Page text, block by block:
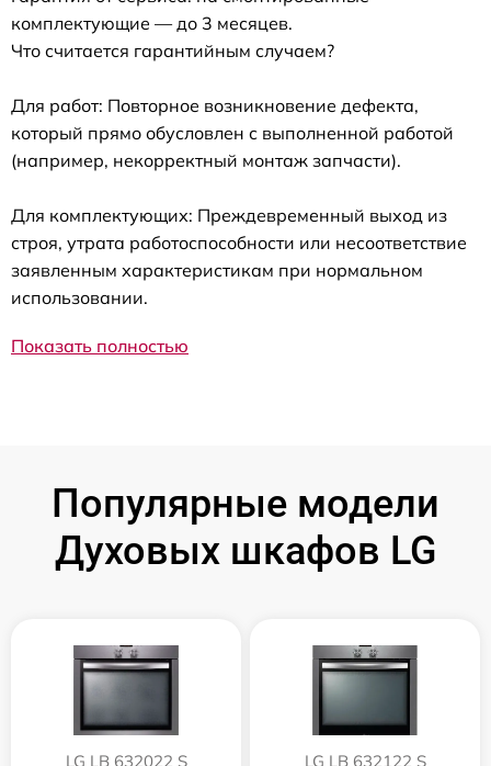
комплектующие — до 3 месяцев.
Что считается гарантийным случаем?
Для работ: Повторное возникновение дефекта,
который прямо обусловлен с выполненной работой
(например, некорректный монтаж запчасти).
Для комплектующих: Преждевременный выход из
строя, утрата работоспособности или несоответствие
заявленным характеристикам при нормальном
использовании.
Показать полностью
Популярные модели
Духовых шкафов LG
LG LB 632022 S LG LB 632122 S